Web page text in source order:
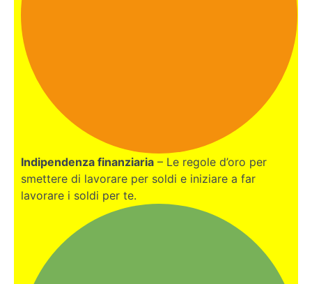
Indipendenza finanziaria – Le regole d’oro per
smettere di lavorare per soldi e iniziare a far
lavorare i soldi per te.